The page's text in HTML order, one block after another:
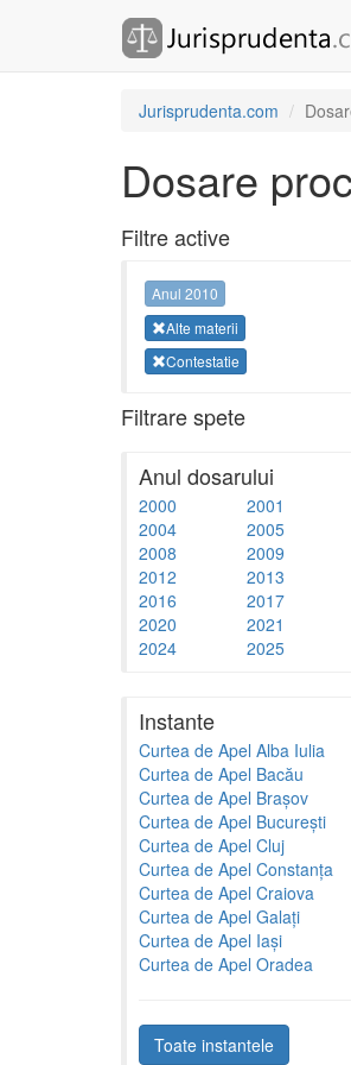
Jurisprudenta.com
Dosare
Filtre active
Anul 2010
Alte materii
Contestatie
Filtrare spete
Anul dosarului
2000 2001
2004
2005
2008
2009
2012
2013
2016
2017
2020
2021
2024
2025
Instante
Curtea de Apel Alba Iulia
Curtea de Apel Bacău
Curtea de Apel Brașov
Curtea de Apel București
Curtea de Apel Cluj
Curtea de Apel Constanța
Curtea de Apel Craiova
Curtea de Apel Galați
Curtea de Apel Iași
Curtea de Apel Oradea
Toate instantele